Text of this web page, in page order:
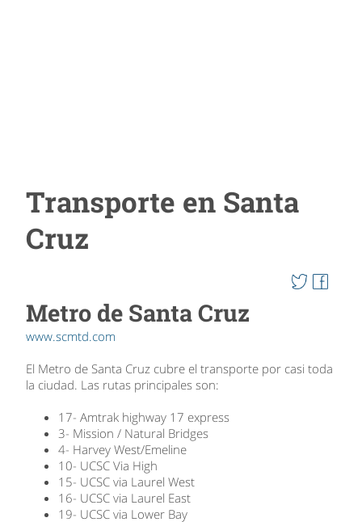
Transporte en Santa
Cruz
Metro de Santa Cruz
www.scmtd.com
El Metro de Santa Cruz cubre el transporte por casi toda
la ciudad. Las rutas principales son:
17- Amtrak highway 17 express
3- Mission / Natural Bridges
4- Harvey West/Emeline
10- UCSC Via High
15- UCSC via Laurel West
16- UCSC via Laurel East
19- UCSC via Lower Bay